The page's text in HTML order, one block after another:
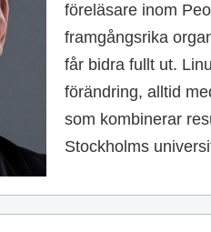
föreläsare inom
framgångsrika
får bidra fullt ut.
förändring, alltid
som kombinerar
Stockholms